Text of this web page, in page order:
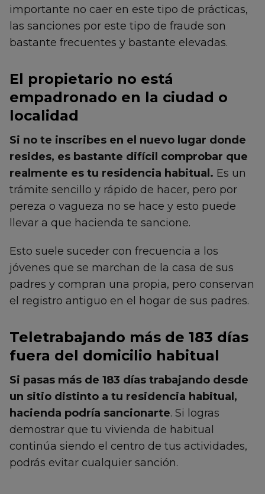
importante no caer en este tipo de prácticas,
las sanciones por este tipo de fraude son
bastante frecuentes y bastante elevadas.
El propietario no está
empadronado en la ciudad o
localidad
Si no te inscribes en el nuevo lugar donde
resides, es bastante difícil comprobar que
realmente es tu residencia habitual. Es un
trámite sencillo y rápido de hacer, pero por
pereza o vagueza no se hace y esto puede
llevar a que hacienda te sancione.
Esto suele suceder con frecuencia a los
jóvenes que se marchan de la casa de sus
padres y compran una propia, pero conservan
el registro antiguo en el hogar de sus padres.
Teletrabajando más de 183 días
fuera del domicilio habitual
Si pasas más de 183 días trabajando desde
un sitio distinto a tu residencia habitual,
hacienda podría sancionarte. Si logras
demostrar que tu vivienda de habitual
continúa siendo el centro de tus actividades,
podrás evitar cualquier sanción.